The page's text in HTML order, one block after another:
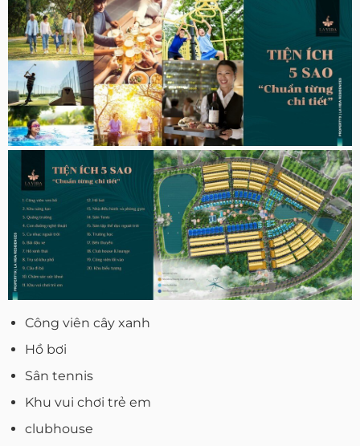
Công viên cây xanh
Hồ bơi
Sân tennis
Khu vui chơi trẻ em
clubhouse